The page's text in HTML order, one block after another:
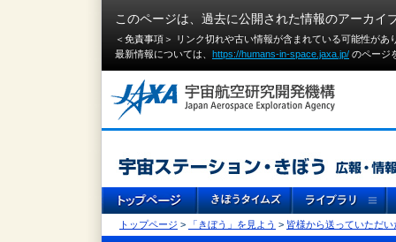
このページは、過去に公開された情報のアーカイ
＜免責事項＞ リンク切れや古い情報が含まれている可能性が
最新情報については、 https://humans-in-space.jaxa.jp/ のページ
トップページ > 「きぼう」を見よう > 皆様から送っていただい